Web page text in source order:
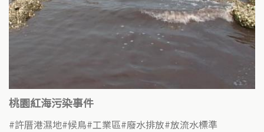
桃園紅海污染事件
許厝港濕地 候鳥 工業區 廢水排放 放流水標準